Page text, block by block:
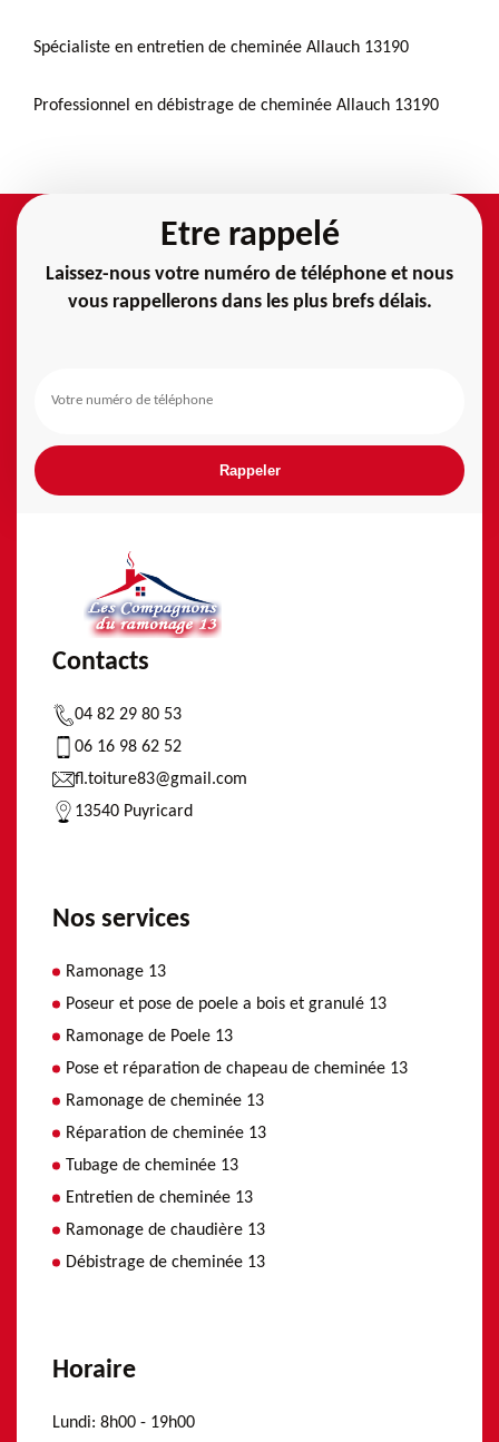
Spécialiste en entretien de cheminée Allauch 13190
Professionnel en débistrage de cheminée Allauch 13190
Etre rappelé
Laissez-nous votre numéro de téléphone et nous
vous rappellerons dans les plus brefs délais.
Contacts
04 82 29 80 53
06 16 98 62 52
fl.toiture83@gmail.com
13540 Puyricard
Nos services
Ramonage 13
Poseur et pose de poele a bois et granulé 13
Ramonage de Poele 13
Pose et réparation de chapeau de cheminée 13
Ramonage de cheminée 13
Réparation de cheminée 13
Tubage de cheminée 13
Entretien de cheminée 13
Ramonage de chaudière 13
Débistrage de cheminée 13
Horaire
Lundi: 8h00 - 19h00